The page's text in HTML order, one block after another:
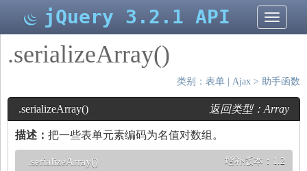
切
换
jQuery 3.2.1 API
.serializeArray()
类别： 表单 Ajax > 助手函数
.serializeArray() 返回类型： Array
描述： 把一些表单元素编码为名值对数组。
增补版本： 1.2
.serializeArray()